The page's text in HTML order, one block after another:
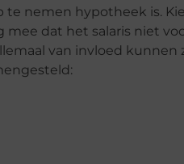
nemen hypotheek is.
dat het salaris niet
van invloed kunnen